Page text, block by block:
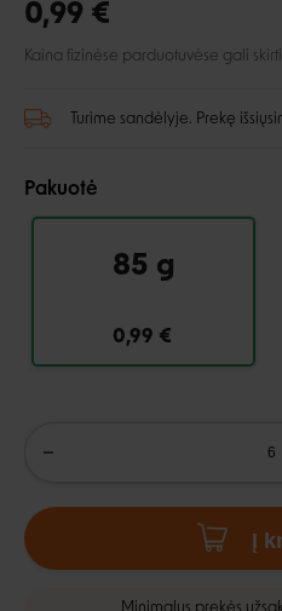
0,99 €
Kaina fizinėse parduotuvėse gali
Turime sandėlyje. Prekę
Pakuotė
85 g
0,99 €
Į